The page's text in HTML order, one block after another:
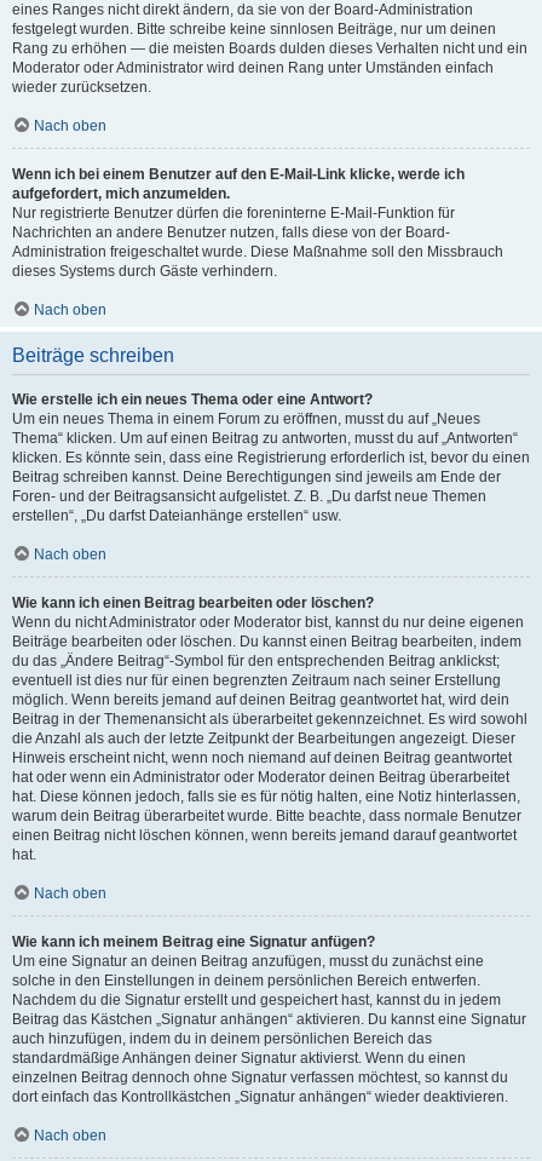
eines Ranges nicht direkt ändern, da sie von der Board-Administration
festgelegt wurden. Bitte schreibe keine sinnlosen Beiträge, nur um deinen
Rang zu erhöhen — die meisten Boards dulden dieses Verhalten nicht und ein
Moderator oder Administrator wird deinen Rang unter Umständen einfach
wieder zurücksetzen.
Nach oben
Wenn ich bei einem Benutzer auf den E-Mail-Link klicke, werde ich
aufgefordert, mich anzumelden.
Nur registrierte Benutzer dürfen die foreninterne E-Mail-Funktion für
Nachrichten an andere Benutzer nutzen, falls diese von der Board-
Administration freigeschaltet wurde. Diese Maßnahme soll den Missbrauch
dieses Systems durch Gäste verhindern.
Nach oben
Beiträge schreiben
Wie erstelle ich ein neues Thema oder eine Antwort?
Um ein neues Thema in einem Forum zu eröffnen, musst du auf „Neues
Thema“ klicken. Um auf einen Beitrag zu antworten, musst du auf „Antworten“
klicken. Es könnte sein, dass eine Registrierung erforderlich ist, bevor du einen
Beitrag schreiben kannst. Deine Berechtigungen sind jeweils am Ende der
Foren- und der Beitragsansicht aufgelistet. Z. B. „Du darfst neue Themen
erstellen“, „Du darfst Dateianhänge erstellen“ usw.
Nach oben
Wie kann ich einen Beitrag bearbeiten oder löschen?
Wenn du nicht Administrator oder Moderator bist, kannst du nur deine eigenen
Beiträge bearbeiten oder löschen. Du kannst einen Beitrag bearbeiten, indem
du das „Ändere Beitrag“-Symbol für den entsprechenden Beitrag anklickst;
eventuell ist dies nur für einen begrenzten Zeitraum nach seiner Erstellung
möglich. Wenn bereits jemand auf deinen Beitrag geantwortet hat, wird dein
Beitrag in der Themenansicht als überarbeitet gekennzeichnet. Es wird sowohl
die Anzahl als auch der letzte Zeitpunkt der Bearbeitungen angezeigt. Dieser
Hinweis erscheint nicht, wenn noch niemand auf deinen Beitrag geantwortet
hat oder wenn ein Administrator oder Moderator deinen Beitrag überarbeitet
hat. Diese können jedoch, falls sie es für nötig halten, eine Notiz hinterlassen,
warum dein Beitrag überarbeitet wurde. Bitte beachte, dass normale Benutzer
einen Beitrag nicht löschen können, wenn bereits jemand darauf geantwortet
hat.
Nach oben
Wie kann ich meinem Beitrag eine Signatur anfügen?
Um eine Signatur an deinen Beitrag anzufügen, musst du zunächst eine
solche in den Einstellungen in deinem persönlichen Bereich entwerfen.
Nachdem du die Signatur erstellt und gespeichert hast, kannst du in jedem
Beitrag das Kästchen „Signatur anhängen“ aktivieren. Du kannst eine Signatur
auch hinzufügen, indem du in deinem persönlichen Bereich das
standardmäßige Anhängen deiner Signatur aktivierst. Wenn du einen
einzelnen Beitrag dennoch ohne Signatur verfassen möchtest, so kannst du
dort einfach das Kontrollkästchen „Signatur anhängen“ wieder deaktivieren.
Nach oben